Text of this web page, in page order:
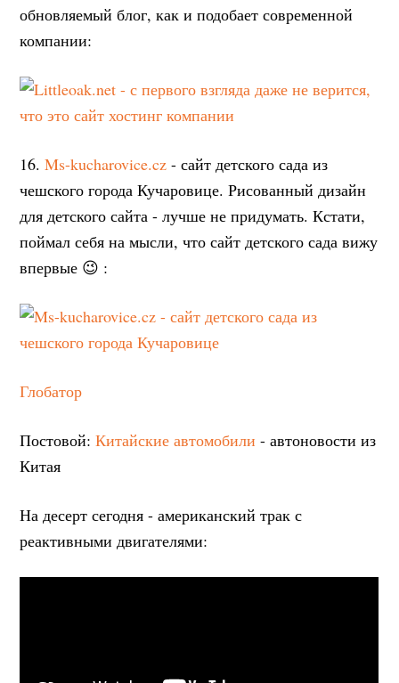
обновляемый блог, как и подобает современной
компании:
16.Ms-kucharovice.cz - сайт детского сада из
чешского города Кучаровице. Рисованный дизайн
для детского сайта - лучше не придумать. Кстати,
поймал себя на мысли, что сайт детского сада вижу
впервые 😉 :
Глобатор
Постовой:Китайские автомобили - автоновости из
Китая
На десерт сегодня - американский трак с
реактивными двигателями: